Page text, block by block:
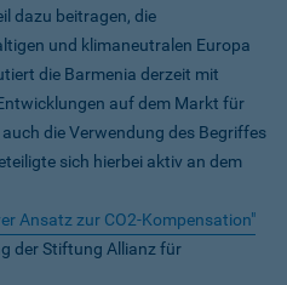
dazu beitragen, die
und klimaneutralen Europa
die Barmenia derzeit mit
auf dem Markt für
die Verwendung des Begriffes
sich hierbei aktiv an dem
Ansatz zur CO2-Kompensation"
der Stiftung Allianz für